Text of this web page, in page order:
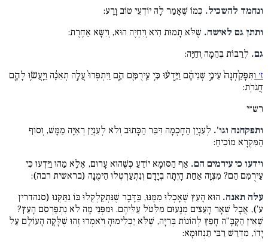
ונחמד להשכיל. כְּמוֹ שֶׁאָמַר לָהּ יוֹדְעֵי טוֹב וָרָע:
ותתן גם לאישה. שֶׁלֹּא תָמוּת הִיא וְיִחְיֶה הוּא, וְיִשָּׂא אַחֶרֶת:
גם. לְרַבּוֹת בְּהֵמָה וְחַיָּה:
ז׳ וַתִּפָּקַ֨חְנָה֙ עֵינֵ֣י שְׁנֵיהֶ֔ם וַיֵּ֣דְע֔וּ כִּ֥י עֵֽירֻמִּ֖ם הֵ֑ם וַיִּתְפְּרוּ֙ עֲלֵ֣ה תְאֵנָ֔ה וַיַּֽעֲשׂ֥וּ לָהֶ֖ם
חֲגֹרֹֽת:
רש״י
ותפקחנה וגו'. לְעִנְיַן הַחָכְמָה דִּבֵּר הַכָּתוּב וְלֹא לְעִנְיַן רְאִיָּה מַמָּשׁ, וְסוֹף
הַמִּקְרָא מוֹכִיחַ:
וידעו כי עירמים הם. אַף הַסּוּמָא יוֹדֵעַ כְּשֶׁהוּא עָרוּם, אֶלָּא מַהוּ וַיֵּדְעוּ כִּי
עֵירֻמִּם הֵם? מִצְוָה אַחַת הָיְתָה בְיָדָם וְנִתְעַרְטְלוּ הֵימֶנָּה (בראשית רבה):
עלה תאנה. הוּא הָעֵץ שֶׁאָכְלוּ מִמֶּנּוּ, בַּדָּבָר שֶׁנִּתְקַלְקְלוּ בּוֹ נִתַּקְּנוּ (סנהדרין
ע'), אֲבָל שְׁאָר הָעֵצִים מְנָעוּם מִלִּטֹּל עַלֵּיהֶם. וּמִפְּנֵי מָה לֹא נִתְפַּרְסֵם הָעֵץ?
שֶׁאֵין הַקָּבָּ"ה חָפֵץ לְהוֹנוֹת בְּרִיָּה, שֶׁלֹּא יַכְלִימוּהָ וְיֹאמְרוּ זֶהוּ שֶׁלָּקָה הָעוֹלָם עַל
יָדוֹ, מִדְרַשׁ רַבִּי תַנְחוּמָא: